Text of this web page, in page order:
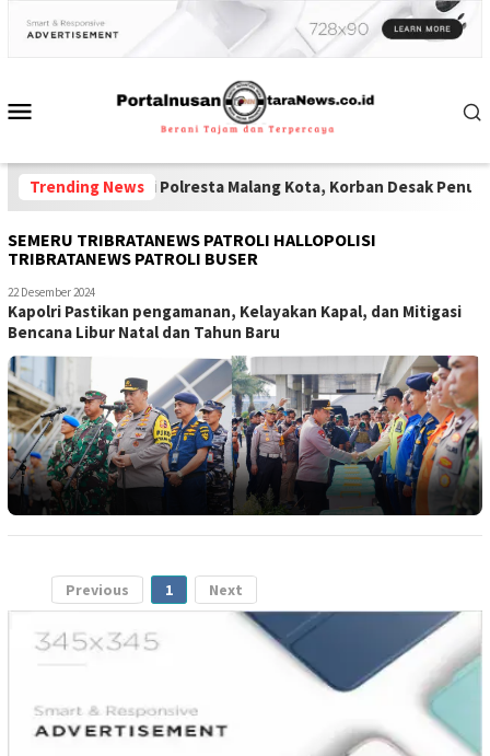
Trending News
Polisi Polresta Malang Kota, Korban Desak Penuntasan
SEMERU TRIBRATANEWS PATROLI HALLOPOLISI
TRIBRATANEWS PATROLI BUSER
22 Desember 2024
Kapolri Pastikan pengamanan, Kelayakan Kapal, dan Mitigasi
Bencana Libur Natal dan Tahun Baru
Previous 1 Next